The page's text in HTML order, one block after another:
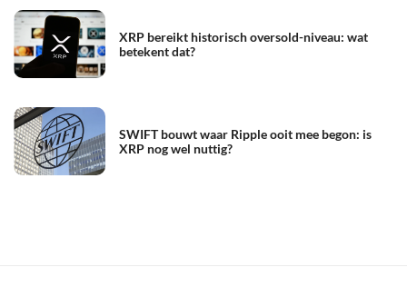
XRP bereikt historisch oversold-niveau: wat
betekent dat?
SWIFT bouwt waar Ripple ooit mee begon: is
XRP nog wel nuttig?